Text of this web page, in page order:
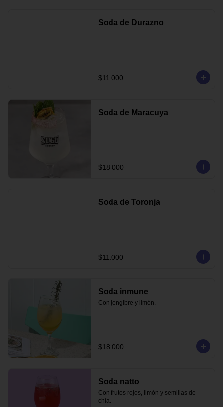
Soda de Durazno
$11.000
Soda de Maracuya
$18.000
Soda de Toronja
$11.000
Soda inmune
Con jengibre y limón.
$18.000
Soda natto
Con frutos rojos, limón y semillas de
chía.